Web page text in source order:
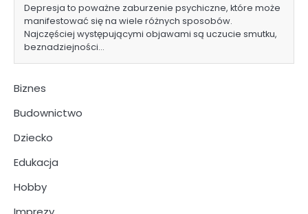
Depresja to poważne zaburzenie psychiczne, które może
manifestować się na wiele różnych sposobów.
Najczęściej występującymi objawami są uczucie smutku,
beznadziejności…
Biznes
Budownictwo
Dziecko
Edukacja
Hobby